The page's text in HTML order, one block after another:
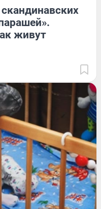
живут